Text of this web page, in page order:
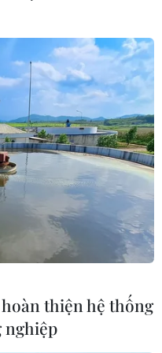
Nam
Thuột
năm
đón
T1
sân
thiện hệ thống
nghiệp